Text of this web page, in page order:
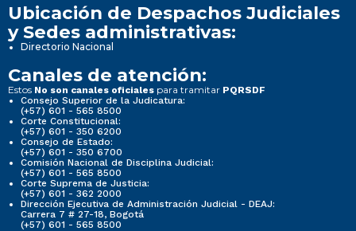
Ubicación de Despachos Judiciales
y Sedes administrativas:
Directorio Nacional
Canales de atención:
Estos No son canales oficiales para tramitar PQRSDF
Consejo Superior de la Judicatura:
(+57) 601 - 565 8500
Corte Constitucional:
(+57) 601 - 350 6200
Consejo de Estado:
(+57) 601 - 350 6700
Comisión Nacional de Disciplina Judicial:
(+57) 601 - 565 8500
Corte Suprema de Justicia:
(+57) 601 - 362 2000
Dirección Ejecutiva de Administración Judicial - DEAJ:
Carrera 7 # 27-18, Bogotá
(+57) 601 - 565 8500